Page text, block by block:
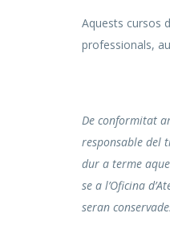
Aquests cursos
professionals,
De conformitat
responsable del
dur a terme
se a l’Oficina
seran